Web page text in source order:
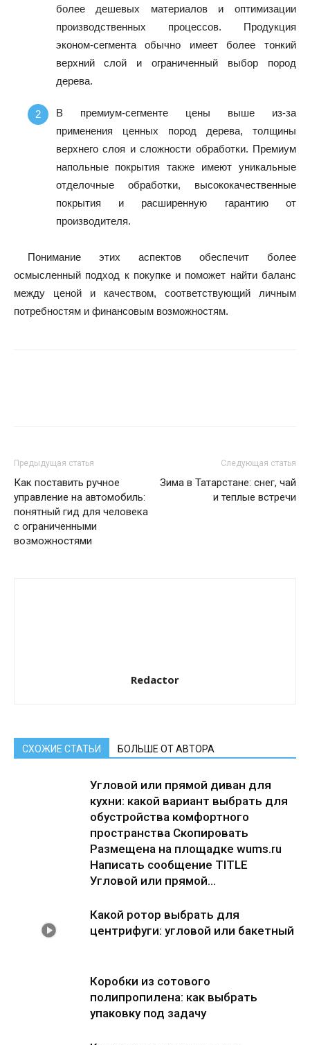
более дешевых материалов и оптимизации
производственных процессов. Продукция
эконом-сегмента обычно имеет более тонкий
верхний слой и ограниченный выбор пород
дерева.
В премиум-сегменте цены выше из-за
применения ценных пород дерева, толщины
верхнего слоя и сложности обработки. Премиум
напольные покрытия также имеют уникальные
отделочные обработки, высококачественные
покрытия и расширенную гарантию от
производителя.
Понимание этих аспектов обеспечит более
осмысленный подход к покупке и поможет найти баланс
между ценой и качеством, соответствующий личным
потребностям и финансовым возможностям.
Предыдущая статья
Как поставить ручное
управление на автомобиль:
понятный гид для человека
с ограниченными
возможностями
Следующая статья
Зима в Татарстане: снег, чай
и теплые встречи
Redactor
СХОЖИЕ СТАТЬИ БОЛЬШЕ ОТ АВТОРА
Угловой или прямой диван для
кухни: какой вариант выбрать для
обустройства комфортного
пространства Скопировать
Размещена на площадке wums.ru
Написать сообщение TITLE
Угловой или прямой...
Какой ротор выбрать для
центрифуги: угловой или бакетный
Коробки из сотового
полипропилена: как выбрать
упаковку под задачу